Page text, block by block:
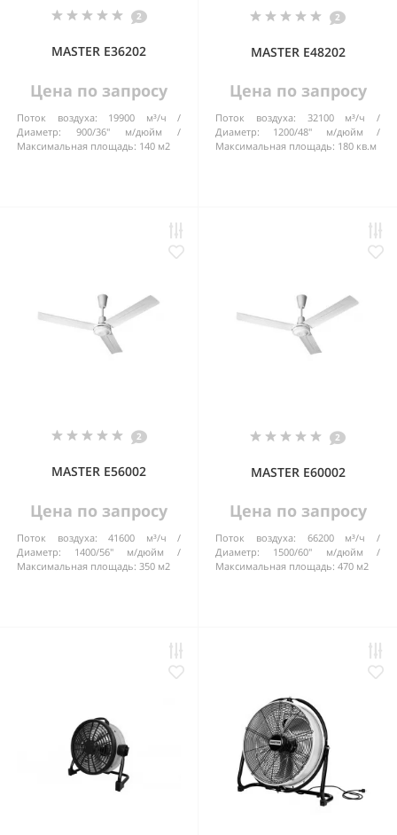
2
MASTER E36202
Цена по запросу
Поток воздуха:
19900 м³/ч
Диаметр:
900/36" м/дюйм
Максимальная площадь: 140 м2
2
MASTER E48202
Цена по запросу
Поток воздуха:
32100 м³/ч
Диаметр:
1200/48" м/дюйм
Максимальная площадь: 180 кв.м
2
MASTER E56002
Цена по запросу
Поток воздуха:
41600 м³/ч
Диаметр:
1400/56" м/дюйм
Максимальная площадь: 350 м2
2
MASTER E60002
Цена по запросу
Поток воздуха:
66200 м³/ч
Диаметр:
1500/60" м/дюйм
Максимальная площадь: 470 м2